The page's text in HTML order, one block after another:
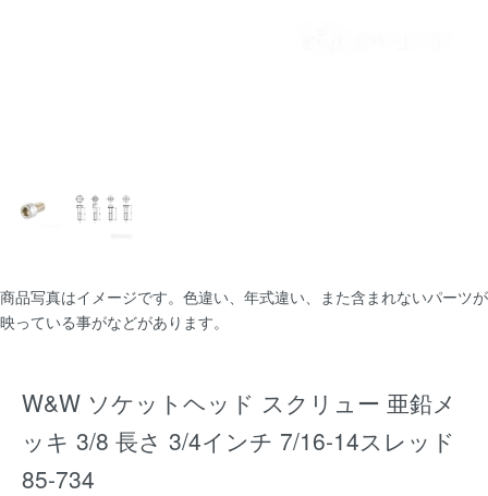
商品写真はイメージです。色違い、年式違い、また含まれないパーツが
映っている事がなどがあります。
W&W ソケットヘッド スクリュー 亜鉛メ
ッキ 3/8 長さ 3/4インチ 7/16-14スレッド
85-734